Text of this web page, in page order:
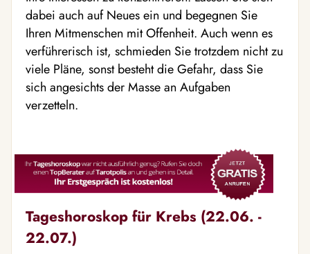
dabei auch auf Neues ein und begegnen Sie
Ihren Mitmenschen mit Offenheit. Auch wenn es
verführerisch ist, schmieden Sie trotzdem nicht zu
viele Pläne, sonst besteht die Gefahr, dass Sie
sich angesichts der Masse an Aufgaben
verzetteln.
Tageshoroskop für Krebs (22.06. -
22.07.)